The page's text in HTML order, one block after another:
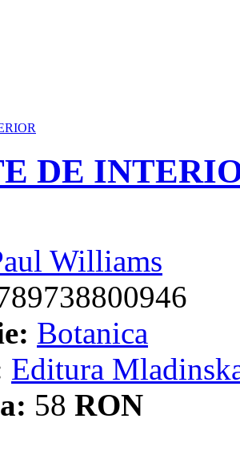
DE
Williams
Botanica
Editura
58 RON